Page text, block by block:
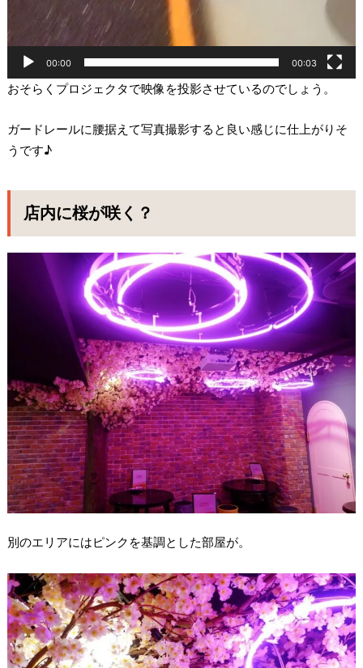
00:00 00:03
おそらくプロジェクタで映像を投影させているのでしょう。
ガードレールに腰据えて写真撮影すると良い感じに仕上がりそ
うです♪
店内に桜が咲く？
別のエリアにはピンクを基調とした部屋が。